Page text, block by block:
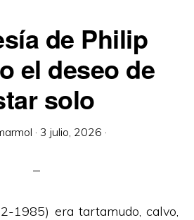
de Philip
el deseo de
solo
· 3 julio, 2026 ·
1985) era tartamudo, calvo,